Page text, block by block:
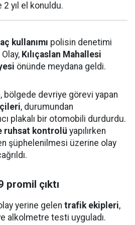
2 yıl el konuldu.
kullanımı polisin denetimi
Kılıçaslan Mahallesi
önünde meydana geldi.
bölgede devriye görevi yapan
, durumundan
plakalı bir otomobili durdurdu.
ruhsat kontrolü yapılırken
şüphelenilmesi üzerine olay
promil çıktı
yerine gelen trafik ekipleri,
alkolmetre testi uyguladı.